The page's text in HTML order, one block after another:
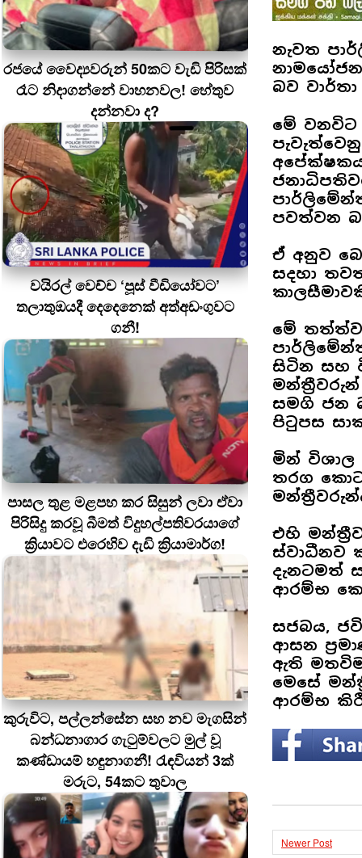
රජයේ වෛද්‍යවරුන් 50කට වැඩි පිරිසක්
රෑට නිදාගන්නේ වාහනවල! හේතුව
දන්නවා ද?
වයිරල් වෙච්ච ‘පූස් වීඩියෝවට’
තලාතුඔයදී දෙදෙනෙක් අත්අඩංගුවට
ගනී!
පාසල තුළ මළපහ කර සිසුන් ලවා ඒවා
පිරිසිදු කරවූ බීමත් විදුහල්පතිවරයාගේ
ක්‍රියාවට එරෙහිව දැඩි ක්‍රියාමාර්ග!
කුරුවිට, පල්ලන්සේන සහ නව මැගසින්
බන්ධනාගාර ගැටුම්වලට මුල් වූ
කණ්ඩායම් හඳුනාගනී! රැඳවියන් 3ක්
මරුට, 54කට තුවාල
නැවත
බව වාර්තා
මේ වනවිට
පවත්වන
ඒ අනුව
සදහා
මේ
සිටින සහ
සමගි ජන
පිටුපස
මින් විශාල
තරග
එහි
ස්වාධීනව
දැනටමත්
ආරම්භ
සජබය,
ආසන
ඇති
මෙසේ
ආරම්භ
Newer Post